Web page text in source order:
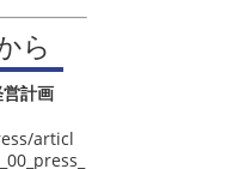
ら
計画
articl